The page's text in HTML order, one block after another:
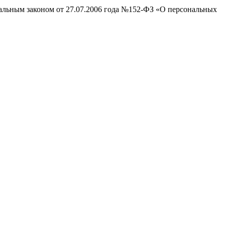
законом от 27.07.2006 года №152-ФЗ «О персональных